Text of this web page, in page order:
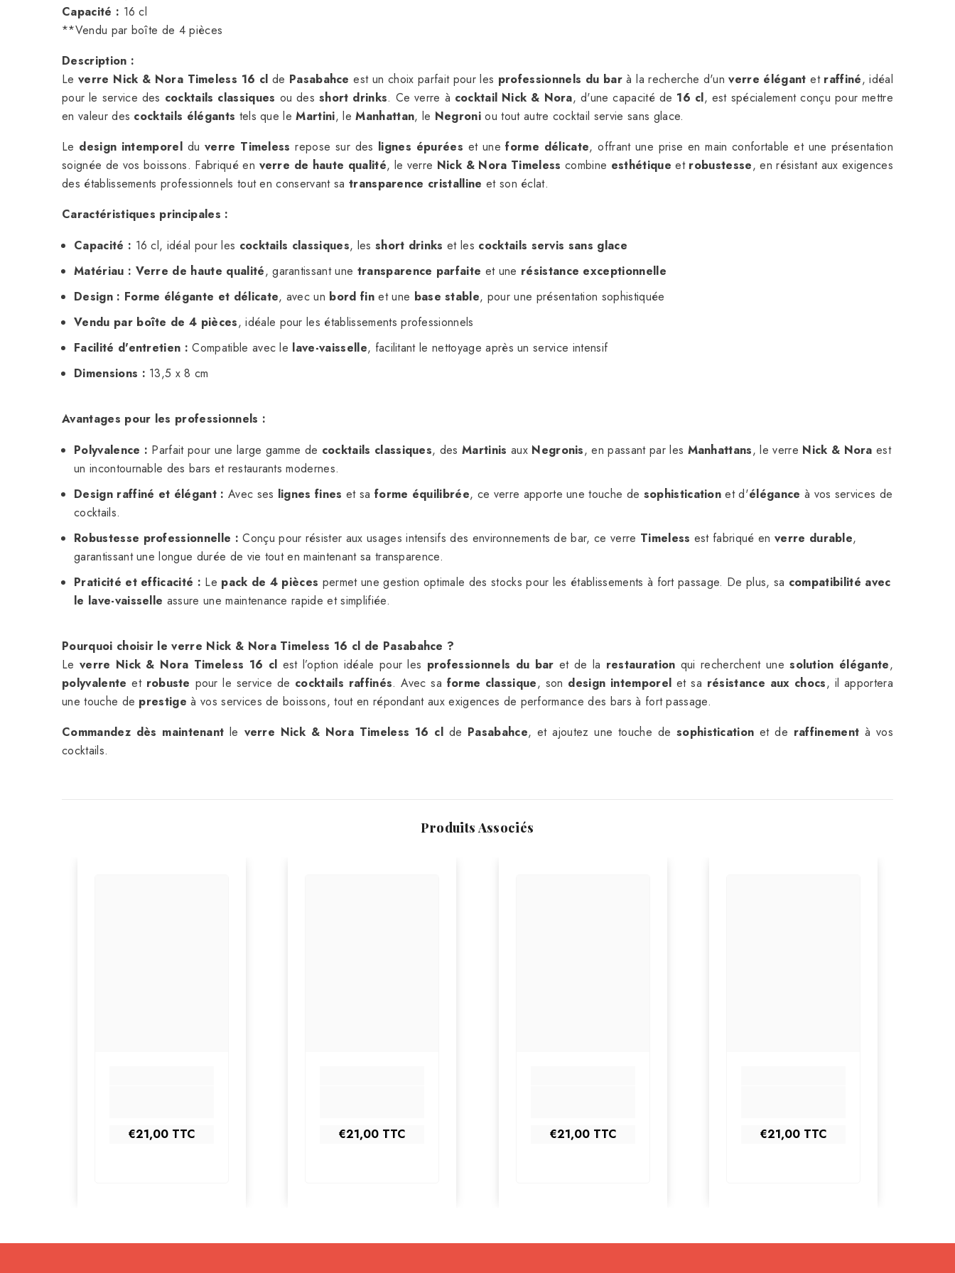
Capacité : 16 cl
**Vendu par boîte de 4 pièces
Description :
Leverre Nick & Nora Timeless 16 cl de Pasabahce est un choix parfait pour les professionnels du barà la recherche d'unverre élégant et raffiné, idéal
pour le service des cocktails classiques ou des short drinks. Ce verre à cocktail Nick & Nora, d'une capacité de 16 cl, est spécialement conçu pour mettre
en valeur des cocktails élégants tels que leMartini, leManhattan, le Negroni ou tout autre cocktail servie sans glace.
Le design intemporel du verre Timeless repose sur des lignes épurées et uneforme délicate, offrant une prise en main confortable et une présentation
soignée de vos boissons. Fabriqué en verre de haute qualité, le verre Nick & Nora Timeless combine esthétique et robustesse, en résistant aux exigences
des établissements professionnels tout en conservant sa transparence cristalline et son éclat.
Caractéristiques principales :
Capacité : 16 cl, idéal pour les cocktails classiques, les short drinks et les cocktails servis sans glace
Matériau : Verre de haute qualité, garantissant une transparence parfaite et une résistance exceptionnelle
Design : Forme élégante et délicate, avec un bord finet une base stable, pour une présentation sophistiquée
Vendu par boîte de 4 pièces, idéale pour les établissements professionnels
Facilité d'entretien : Compatible avec le lave-vaisselle, facilitant le nettoyage après un service intensif
Dimensions : 13,5 x 8 cm
Avantages pour les professionnels :
Polyvalence : Parfait pour une large gamme de cocktails classiques, desMartinis aux Negronis, en passant par les Manhattans, le verre Nick & Nora est
un incontournable des bars et restaurants modernes.
Design raffiné et élégant : Avec ses lignes fines et sa forme équilibrée, ce verre apporte une touche de sophistication et d'élégance à vos services de
cocktails.
Robustesse professionnelle : Conçu pour résister aux usages intensifs des environnements de bar, ce verre Timeless est fabriqué en verre durable,
garantissant une longue durée de vie tout en maintenant sa transparence.
Praticité et efficacité : Le pack de 4 pièces permet une gestion optimale des stocks pour les établissements à fort passage. De plus, sa compatibilité avec
le lave-vaisselle assure une maintenance rapide et simplifiée.
Pourquoi choisir le verre Nick & Nora Timeless 16 cl de Pasabahce ?
Le verre Nick & Nora Timeless 16 cl est l’option idéale pour les professionnels du bar et de la restauration qui recherchent unesolution élégante,
polyvalente et robuste pour le service de cocktails raffinés. Avec sa forme classique, son design intemporel et sa résistance aux chocs, il apportera
une touche de prestige à vos services de boissons, tout en répondant aux exigences de performance des bars à fort passage.
Commandez dès maintenant le verre Nick & Nora Timeless 16 cl de Pasabahce, et ajoutez une touche de sophistication et de raffinement à vos
cocktails.
Produits Associés
€21,00 TTC €21,00 TTC €21,00 TTC €21,00 TTC